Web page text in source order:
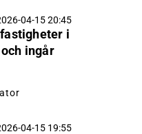
04-15 20:45
i
ingår
04-15 19:55